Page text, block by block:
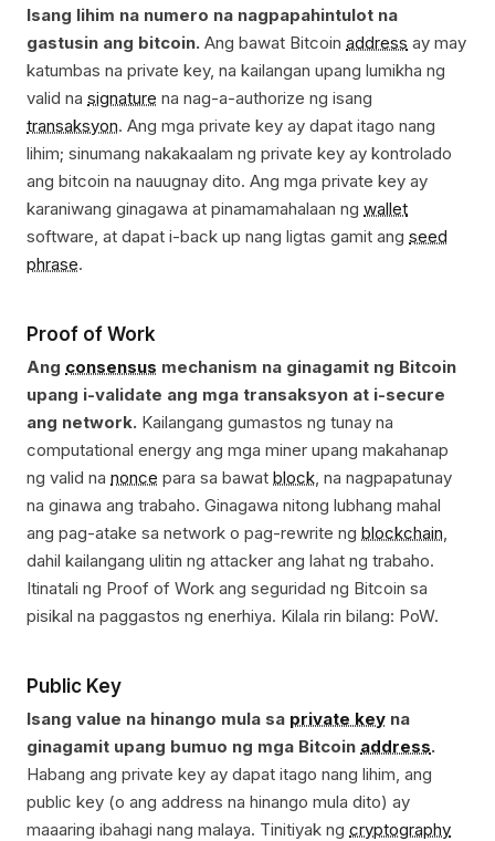
Isang lihim na numero na nagpapahintulot na
gastusin ang bitcoin. Ang bawat Bitcoin address ay may
katumbas na private key, na kailangan upang lumikha ng
valid na signature na nag-a-authorize ng isang
transaksyon. Ang mga private key ay dapat itago nang
lihim; sinumang nakakaalam ng private key ay kontrolado
ang bitcoin na nauugnay dito. Ang mga private key ay
karaniwang ginagawa at pinamamahalaan ng wallet
software, at dapat i-back up nang ligtas gamit ang seed
phrase.
Proof of Work
Ang consensus mechanism na ginagamit ng Bitcoin
upang i-validate ang mga transaksyon at i-secure
ang network. Kailangang gumastos ng tunay na
computational energy ang mga miner upang makahanap
ng valid na nonce para sa bawat block, na nagpapatunay
na ginawa ang trabaho. Ginagawa nitong lubhang mahal
ang pag-atake sa network o pag-rewrite ng blockchain,
dahil kailangang ulitin ng attacker ang lahat ng trabaho.
Itinatali ng Proof of Work ang seguridad ng Bitcoin sa
pisikal na paggastos ng enerhiya. Kilala rin bilang: PoW.
Public Key
Isang value na hinango mula sa private key na
ginagamit upang bumuo ng mga Bitcoin address.
Habang ang private key ay dapat itago nang lihim, ang
public key (o ang address na hinango mula dito) ay
maaaring ibahagi nang malaya. Tinitiyak ng cryptography